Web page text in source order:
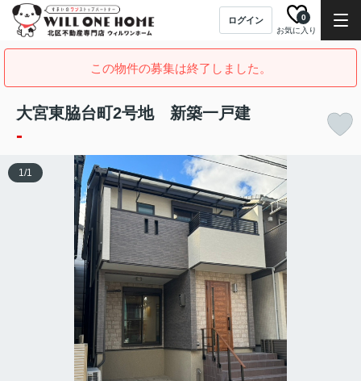
ログイン
お気に入り
0
この物件の募集は終了しました。
大宮東脇台町2号地 新築一戸建
-
1/1